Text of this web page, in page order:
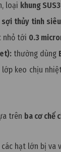
loại khung
sợi thủy tinh
nhỏ tới 0.3
thường dùng
keo chịu
trên ba cơ chế
các hạt lớn bị va